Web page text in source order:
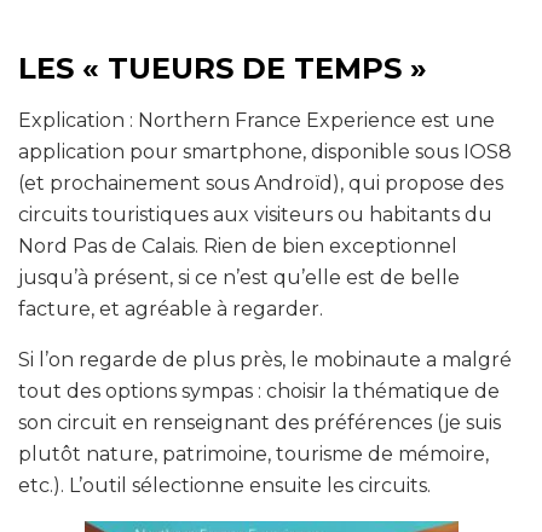
LES « TUEURS DE TEMPS »
Explication : Northern France Experience est une
application pour smartphone, disponible sous IOS8
(et prochainement sous Androïd), qui propose des
circuits touristiques aux visiteurs ou habitants du
Nord Pas de Calais. Rien de bien exceptionnel
jusqu’à présent, si ce n’est qu’elle est de belle
facture, et agréable à regarder.
Si l’on regarde de plus près, le mobinaute a malgré
tout des options sympas : choisir la thématique de
son circuit en renseignant des préférences (je suis
plutôt nature, patrimoine, tourisme de mémoire,
etc.). L’outil sélectionne ensuite les circuits.